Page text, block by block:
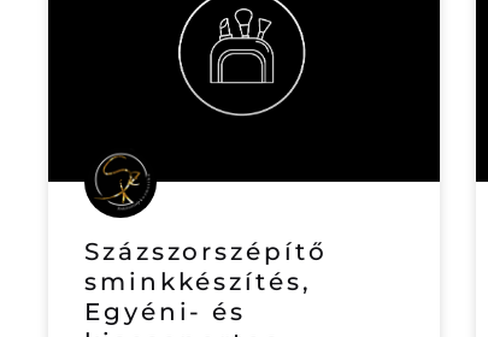
Százszorszépítő
sminkkészítés,
Egyéni- és